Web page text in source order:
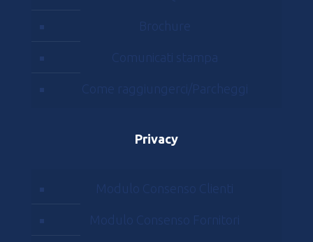
Brochure
Comunicati stampa
Come raggiungerci/Parcheggi
Privacy
Modulo Consenso Clienti
Modulo Consenso Fornitori